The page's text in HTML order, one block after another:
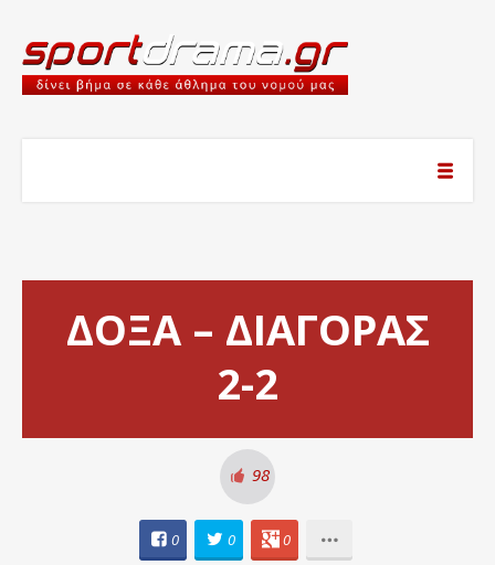
ΔΟΞΑ – ΔΙΑΓΟΡΑΣ
2-2
98
0 0 0